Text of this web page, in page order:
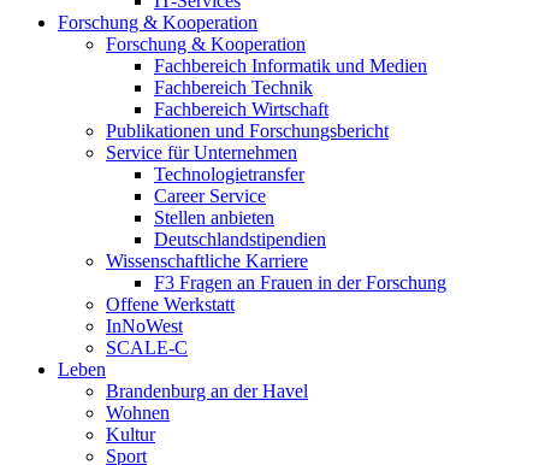
Forschung & Kooperation
Forschung & Kooperation
Fachbereich Informatik und Medien
Fachbereich Technik
Fachbereich Wirtschaft
Publikationen und Forschungsbericht
Service für Unternehmen
Technologietransfer
Career Service
Stellen anbieten
Deutschlandstipendien
Wissenschaftliche Karriere
F3 Fragen an Frauen in der Forschung
Offene Werkstatt
InNoWest
SCALE-C
Leben
Brandenburg an der Havel
Wohnen
Kultur
Sport